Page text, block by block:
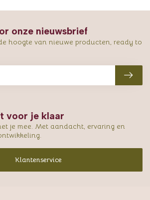
voor je klaar
je mee. Met aandacht, ervaring en
Klantenservice
onze nieuwsbrief
hoogte van nieuwe producten, ready to